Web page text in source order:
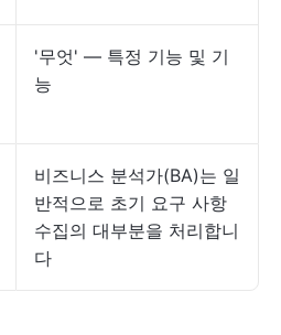
'무엇' — 특정 기능 및 기
능
비즈니스 분석가(BA)는 일
반적으로 초기 요구 사항
수집의 대부분을 처리합니
다